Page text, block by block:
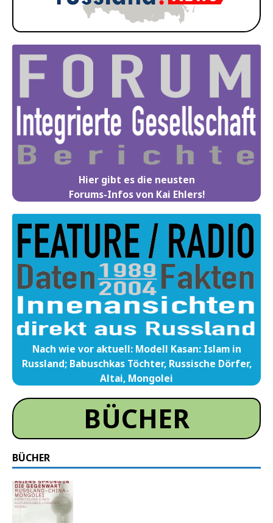
Hier gibt es die neusten
Forums-Infos von Kai Ehlers!
Nach wie vor aktuell: Modell Kasan: Islam in
Russland; Babuschkas Töchter, Russische Dörfer,
Altai, Mongolei
BÜCHER
BÜCHER